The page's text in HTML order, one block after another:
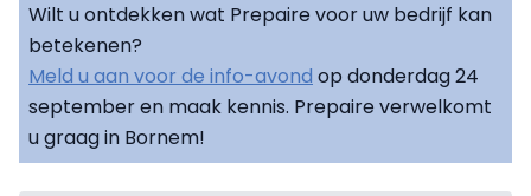
Wilt u ontdekken wat Prepaire voor uw bedrijf kan
betekenen?
Meld u aan voor de info-avond op donderdag 24
september en maak kennis. Prepaire verwelkomt
u graag in Bornem!